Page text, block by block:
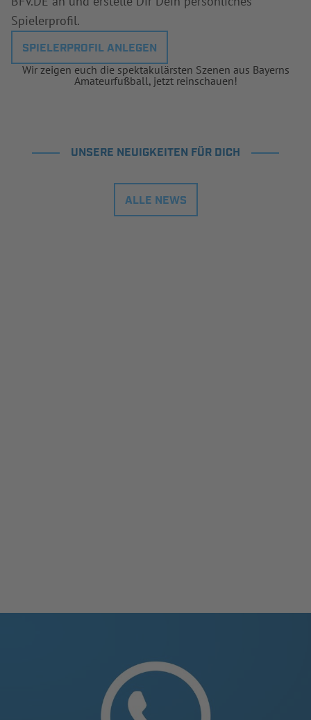
Spielerprofil.
SPIELERPROFIL ANLEGEN
Wir zeigen euch die spektakulärsten Szenen aus Bayerns
Amateurfußball, jetzt reinschauen!
UNSERE NEUIGKEITEN FÜR DICH
ALLE NEWS